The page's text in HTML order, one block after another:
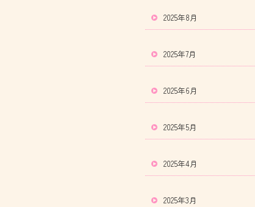
2025年8月
2025年7月
2025年6月
2025年5月
2025年4月
2025年3月